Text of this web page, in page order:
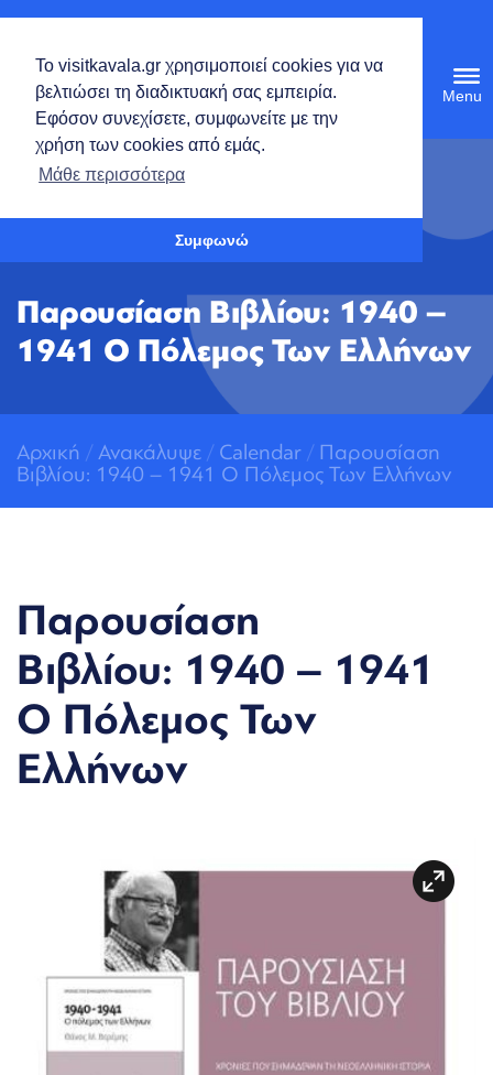
Ανοίξτε τη γραμμή εργαλείων
Το visitkavala.gr χρησιμοποιεί cookies για να
βελτιώσει τη διαδικτυακή σας εμπειρία.
Εφόσον συνεχίσετε, συμφωνείτε με την
χρήση των cookies από εμάς.
Μάθε περισσότερα
Συμφωνώ
Παρουσίαση Βιβλίου: 1940 –
1941 Ο Πόλεμος Των Ελλήνων
Αρχική / Ανακάλυψε / Calendar / Παρουσίαση
Βιβλίου: 1940 – 1941 Ο Πόλεμος Των Ελλήνων
Παρουσίαση
Βιβλίου: 1940 – 1941
Ο Πόλεμος Των
Ελλήνων